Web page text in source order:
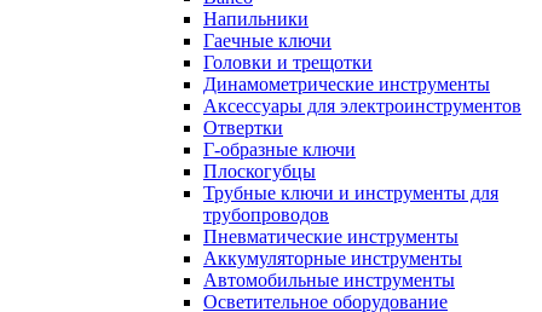
Напильники
Гаечные ключи
Головки и трещотки
Динамометрические инструменты
Аксессуары для электроинструментов
Отвертки
Г-образные ключи
Плоскогубцы
Трубные ключи и инструменты для
трубопроводов
Пневматические инструменты
Аккумуляторные инструменты
Автомобильные инструменты
Осветительное оборудование